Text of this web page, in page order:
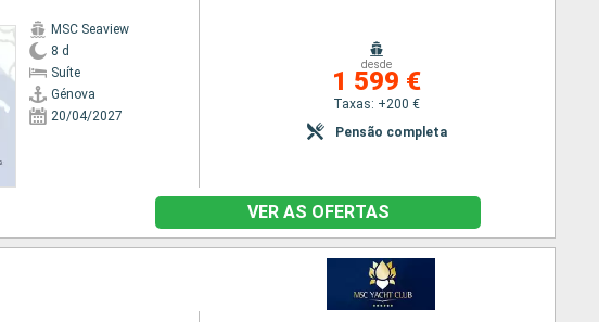
MSC Seaview
8 d
Suíte
Génova
20/04/2027
desde
1 599 €
Taxas: +200 €
Pensão completa
VER AS OFERTAS